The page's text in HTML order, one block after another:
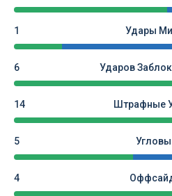
1 Удары
6 Ударов
14 Штрафные
5
4